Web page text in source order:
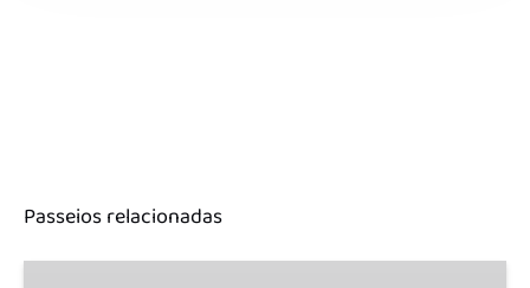
Passeios relacionadas